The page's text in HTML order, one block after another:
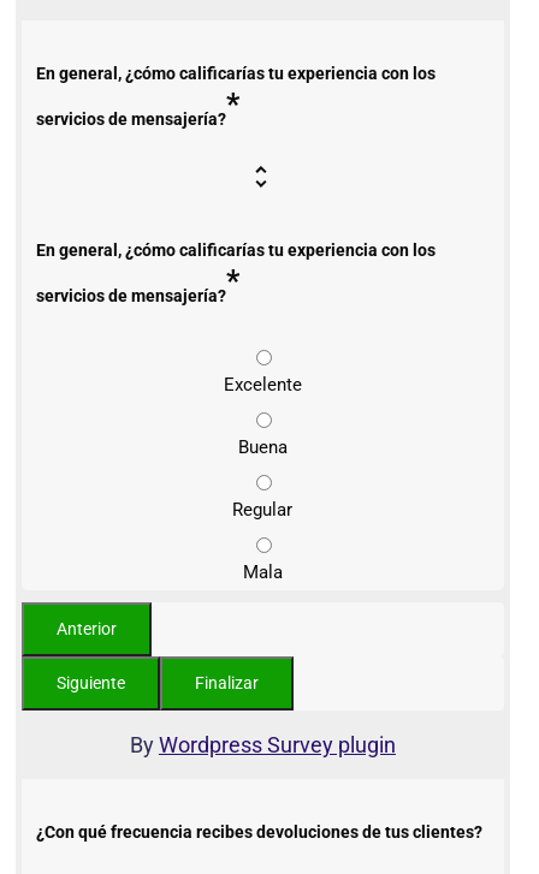
En general, ¿cómo calificarías tu experiencia con los
servicios de mensajería?*
En general, ¿cómo calificarías tu experiencia con los
servicios de mensajería?*
Excelente
Buena
Regular
Mala
ByWordpress Survey plugin
¿Con qué frecuencia recibes devoluciones de tus clientes?